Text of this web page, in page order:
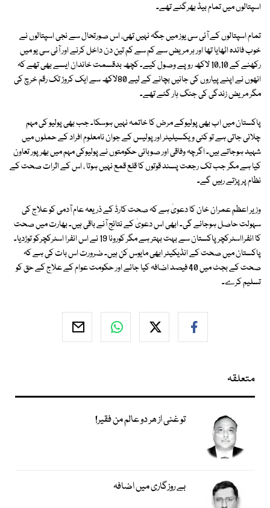
اسپتالوں میں تمام بیڈ بھرگئے تھے۔
تمام اسپتالوں کے آئی سی یوز میں جگہ نہیں تھی، اس صورتحال سے نجی اسپتالوں نے
خوب فائدہ اٹھایا تھا اور ہر مریض سے کم سے کم تین دن داخل کرنے اور آئی سی یو میں
رکھنے کے 10,10 لاکھ روپے وصول کیے۔ کچھ بدقسمت خاندان ایسے بھی تھے کہ
انھوں نے اپنے پیاروں کی جانیں بچانے کے لیے 80لاکھ سے ایک کروڑ تک رقم خرچ کی
مگر مریض زندگی کی جنگ ہار گئے تھے۔
پاکستان میں اب بھی پولیوکے مرض کا خاتمہ نہیں ہوسکا۔ جب بھی پولیو کی مہم
چلائی جاتی ہے تو کئی ویکسیلیٹر اور پولیس کے جوان نامعلوم افراد کے حملوں میں
شہید ہوجاتے ہیں۔ اگرچہ وفاقی اور صوبائی حکومتوں نے پولیوکی مہم میں بھرپور تعاون
کیا ہے مگر جب تک رجعت پسند قوتوں کا قلع قمع نہیں ہوتا ، اس کے اثرات صحت کے
نظام پر پڑتے رہیں گے۔
وزیر اعظم عمران خان کا دعویٰ ہے کہ صحت کارڈ کے ذریعہ عام آدمی کو علاج کی
سہولت حاصل ہوجائے گی۔ ابھی اس دعویٰ کے نتائج آنے باقی ہیں۔ بھارت میں صحت
کا انفرااسٹرکچر پاکستان سے بہت بہتر ہے مگر کورونا 19 نے اس انفرا اسٹرکچرکو توڑدیا۔
پاکستان میں صحت کے انڈیکیٹر ابھی مایوس کن ہیں۔ ضرورت اس بات کی ہے کہ
صحت کے بجٹ میں 40 فیصد اضافہ کیا جائے اور حکومت عوام کے علاج کے حق کو
تسلیم کرے۔
متعلقہ
تو غنی از ھر دو عالم من فقیر!
بے روزگاری میں اضافہ